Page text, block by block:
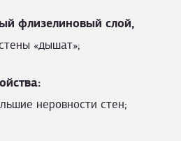
флизелиновый слой,
«дышат»;
неровности стен;